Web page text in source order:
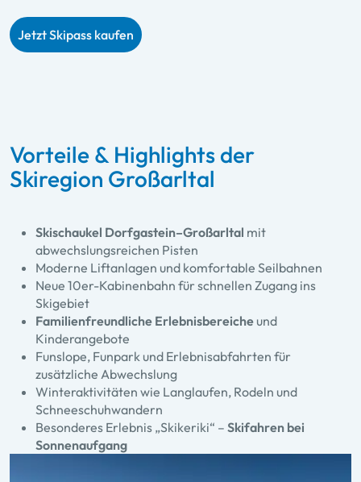
Jetzt Skipass kaufen
Vorteile & Highlights der
Skiregion Großarltal
Skischaukel Dorfgastein–Großarltal mit
abwechslungsreichen Pisten
Moderne Liftanlagen und komfortable Seilbahnen
Neue 10er-Kabinenbahn für schnellen Zugang ins
Skigebiet
Familienfreundliche Erlebnisbereiche und
Kinderangebote
Funslope, Funpark und Erlebnisabfahrten für
zusätzliche Abwechslung
Winteraktivitäten wie Langlaufen, Rodeln und
Schneeschuhwandern
Besonderes Erlebnis „Skikeriki“ – Skifahren bei
Sonnenaufgang